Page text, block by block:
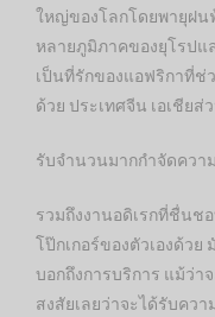
ใหญ่ของโลกโดยพายุฝน
หลายภูมิภาคของยุโรปแ
เป็นที่รักของแอฟริกาที่ช่
ด้วย ประเทศจีน เอเชีย
รับจำนวนมากกำจัดควา
รวมถึงงานอดิเรกที่ชื่นช
โป๊กเกอร์ของตัวเองด้วย
บอกถึงการบริการ แม้ว่
สงสัยเลยว่าจะได้รับคว